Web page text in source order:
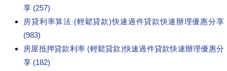
享 (257)
房貸利率算法 (輕鬆貸款)快速過件貸款快速辦理優惠分享
(983)
房屋抵押貸款利率 (輕鬆貸款)快速過件貸款快速辦理優惠分
享 (182)